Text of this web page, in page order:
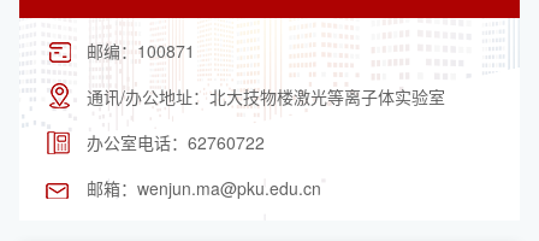
邮编： 100871
通讯/办公地址：北大技物楼激光等离子体实验室
办公室电话： 62760722
邮箱： wenjun.ma@pku.edu.cn